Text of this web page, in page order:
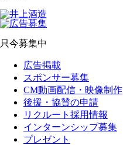
只今募集中
広告掲載
スポンサー募集
CM動画配信・映像制作
後援・協賛の申請
リクルート採用情報
インターンシップ募集
プレゼント